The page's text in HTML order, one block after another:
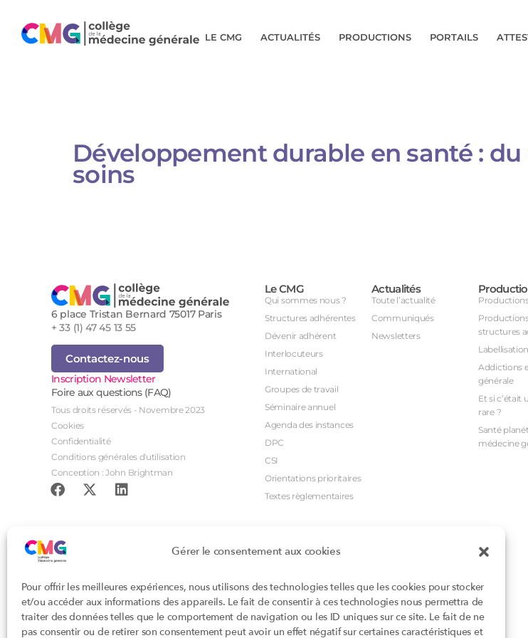
Gérer le consentement aux cookies
Pour offrir les meilleures expériences, nous utilisons des technologies telles que les cookies pour stocker
et/ou accéder aux informations des appareils. Le fait de consentir à ces technologies nous permettra de
traiter des données telles que le comportement de navigation ou les ID uniques sur ce site. Le fait de ne
pas consentir ou de retirer son consentement peut avoir un effet négatif sur certaines caractéristiques et
LE CMG ACTUALITÉS PRODUCTIONS PORTAILS
Développement durable en santé :
soins
6 place Tristan Bernard 75017 Paris
+ 33 (1) 47 45 13 55
Contactez-nous
Inscription Newsletter
Foire aux questions (FAQ)
Tous droits réservés - Novembre 2023
Cookies
Confidentialité
Conditions générales d'utilisation
Conception : John Brightman
Le CMG
Qui sommes nous ?
Structures adhérentes
Dévenir adhérent
Interlocuteurs
International
Groupes de travail
Séminaire annuel
Agenda des instances
DPC
CSI
Orientations prioritaires
Textes règlementaires
Actualités
Toute l’actualité
Communiqués
Newsletters
structures
Labellisation
Addictions
générale
Et si c’était
rare ?
Santé
médecine